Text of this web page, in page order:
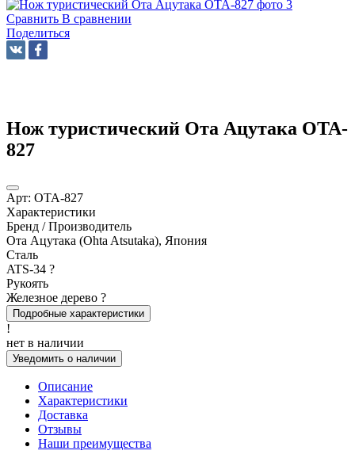
Сравнить В сравнении
Поделиться
Нож туристический Ота Ацутака OTA-
827
Арт: OTA-827
Характеристики
Бренд / Производитель
Ота Ацутака (Ohta Atsutaka), Япония
Сталь
ATS-34 ?
Рукоять
Железное дерево ?
Подробные характеристики
!
нет в наличии
Уведомить о наличии
Описание
Характеристики
Доставка
Отзывы
Наши преимущества